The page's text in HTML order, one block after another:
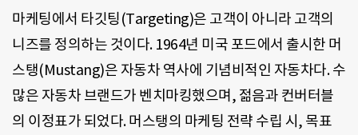
마케팅에서 타깃팅(Targeting)은 고객이 아니라 고객의
니즈를 정의하는 것이다. 1964년 미국 포드에서 출시한 머
스탱(Mustang)은 자동차 역사에 기념비적인 자동차다. 수
많은 자동차 브랜드가 벤치마킹했으며, 젊음과 컨버터블
의 이정표가 되었다. 머스탱의 마케팅 전략 수립 시, 목표